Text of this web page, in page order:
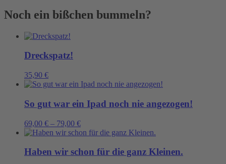
Noch ein bißchen bummeln?
Dreckspatz!
35,90 €
So gut war ein Ipad noch nie angezogen!
69,00 € – 79,00 €
Haben wir schon für die ganz Kleinen.